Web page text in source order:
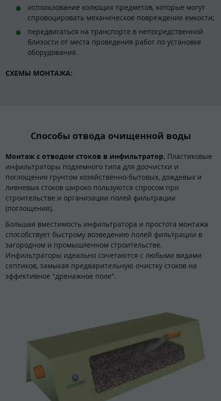
использование колющих предметов, которые могут
спровоцировать механическое повреждение емкости;
передвигаться на транспорте в непосредственной
близости от места проведения работ по установке
оборудования.
СХЕМЫ МОНТАЖА:
Способы отвода очищенной воды
Монтаж с отводом стоков в инфильтратор. Пластиковые
инфильтраторы подземного типа для доочистки и
поглощения грунтом хозяйственно-бытовых, дождевых и
ливневых стоков широко пользуются спросом при
строительстве и организации полей фильтрации
(поглощения).
Большая вместимость инфильтратора и простота монтажа
способствует быстрому возведению полей фильтрации в
загородном и промышленном строительстве.
Инфильтраторы идеально сочетаются с любыми видами
септиков, замыкая предварительную очистку стоков на
эффективное "дренажное поле".